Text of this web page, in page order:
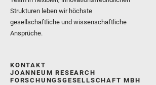
Strukturen leben wir höchste
gesellschaftliche und wissenschaftliche
Ansprüche.
KONTAKT
JOANNEUM RESEARCH
FORSCHUNGSGESELLSCHAFT MBH